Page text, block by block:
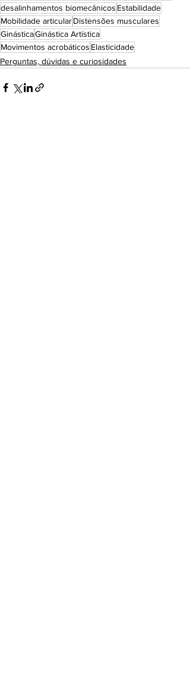
desalinhamentos biomecânicos Estabilidade
Mobilidade articularDistensões musculares
GinásticaGinástica Artística
Movimentos acrobáticos Elasticidade
Perguntas, dúvidas e curiosidades